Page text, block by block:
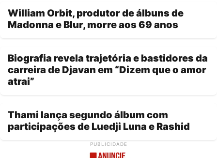
William Orbit, produtor de álbuns de
Madonna e Blur, morre aos 69 anos
Biografia revela trajetória e bastidores da
carreira de Djavan em “Dizem que o amor
atrai”
Thami lança segundo álbum com
participações de Luedji Luna e Rashid
PUBLICIDADE